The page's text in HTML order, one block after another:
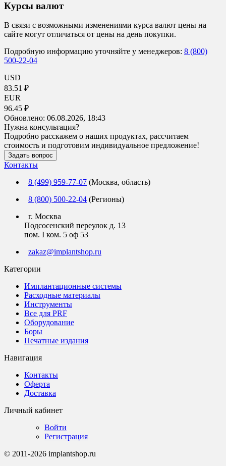
Курсы валют
В связи с возможными изменениями курса валют цены на
сайте могут отличаться от цены на день покупки.
Подробную информацию уточняйте у менеджеров: 8 (800)
500-22-04
USD
83.51 ₽
EUR
96.45 ₽
Обновлено: 06.08.2026, 18:43
Нужна консультация?
Подробно расскажем о наших продуктах, рассчитаем
стоимость и подготовим индивидуальное предложение!
Задать вопрос
Контакты
8 (499) 959-77-07 (Москва, область)
8 (800) 500-22-04 (Регионы)
г. Москва
Подсосенский переулок д. 13
пом. I ком. 5 оф 53
zakaz@implantshop.ru
Категории
Имплантационные системы
Расходные материалы
Инструменты
Все для PRF
Оборудование
Боры
Печатные издания
Навигация
Контакты
Оферта
Доставка
Личный кабинет
Войти
Регистрация
© 2011-2026 implantshop.ru